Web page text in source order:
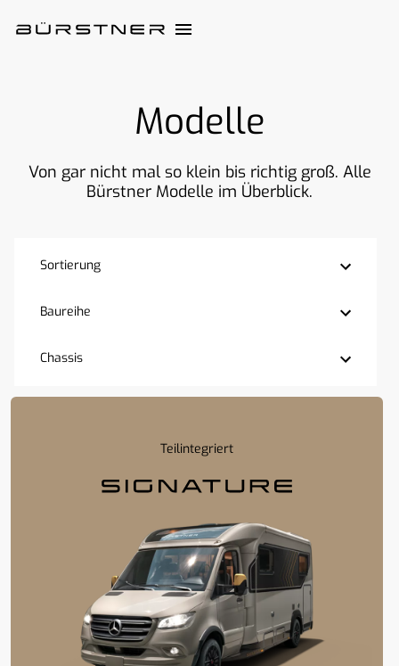
Modelle
Von gar nicht mal so klein bis richtig groß. Alle
Bürstner Modelle im Überblick.
Sortierung
Baureihe
Chassis
Teilintegriert